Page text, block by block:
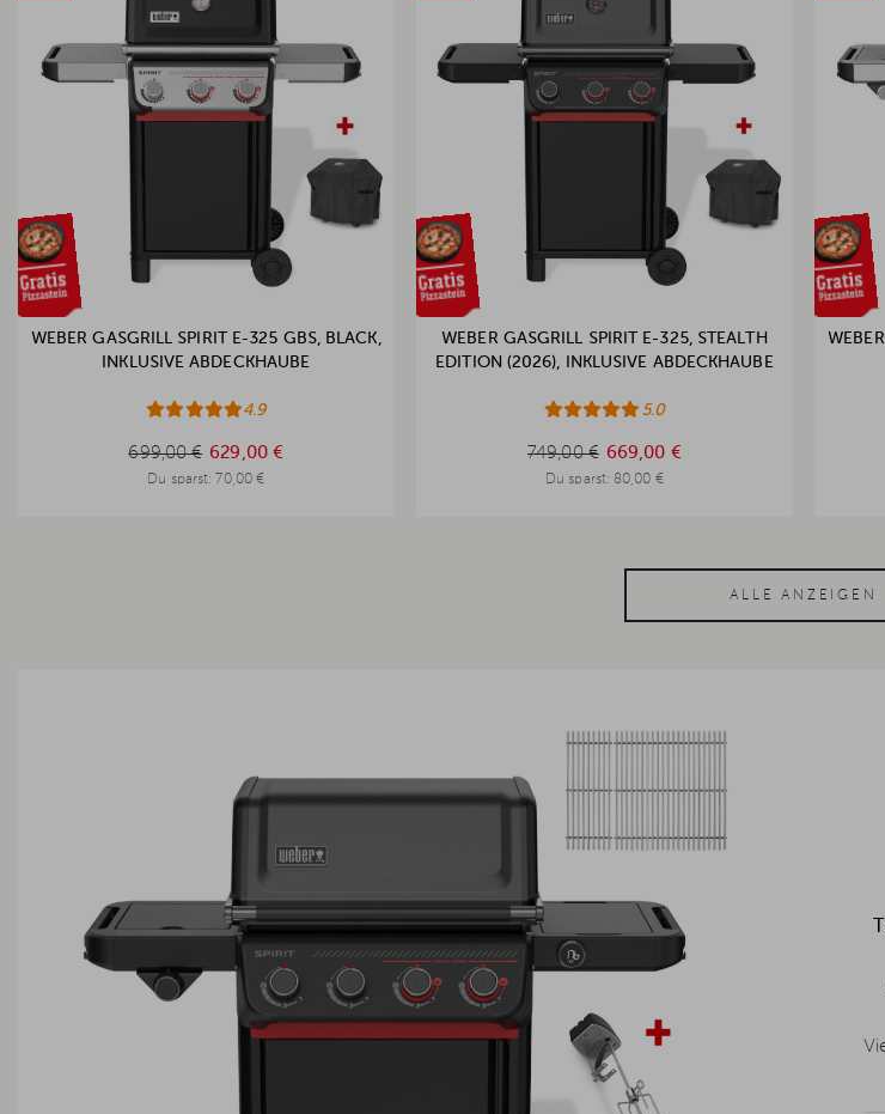
WEBER GASGRILL SPIRIT E-325 GBS, BLACK,
INKLUSIVE ABDECKHAUBE
4.9
699,00 € 629,00 €
Du sparst: 70,00 €
699,00 €
WEBER GASGRILL SPIRIT E-325, STEALTH
EDITION (2026), INKLUSIVE ABDECKHAUBE
5.0
749,00 € 669,00 €
Du sparst: 80,00 €
749,00 €
ALLE ANZEIGEN